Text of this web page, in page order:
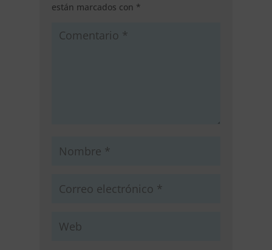
están marcados con *